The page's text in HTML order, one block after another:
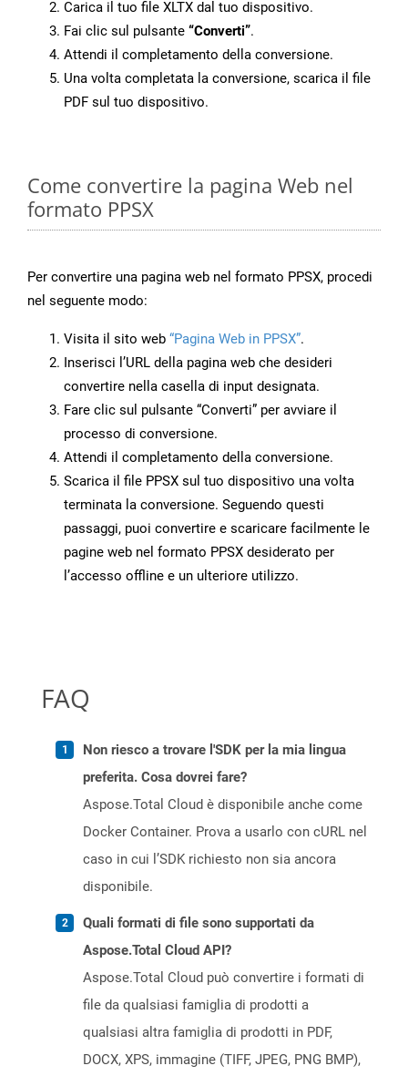
Carica il tuo file XLTX dal tuo dispositivo.
Fai clic sul pulsante “Converti”.
Attendi il completamento della conversione.
Una volta completata la conversione, scarica il file
PDF sul tuo dispositivo.
Come convertire la pagina Web nel
formato PPSX
Per convertire una pagina web nel formato PPSX, procedi
nel seguente modo:
Visita il sito web “Pagina Web in PPSX”.
Inserisci l’URL della pagina web che desideri
convertire nella casella di input designata.
Fare clic sul pulsante “Converti” per avviare il
processo di conversione.
Attendi il completamento della conversione.
Scarica il file PPSX sul tuo dispositivo una volta
terminata la conversione. Seguendo questi
passaggi, puoi convertire e scaricare facilmente le
pagine web nel formato PPSX desiderato per
l’accesso offline e un ulteriore utilizzo.
FAQ
Non riesco a trovare l'SDK per la mia lingua
preferita. Cosa dovrei fare?
Aspose.Total Cloud è disponibile anche come
Docker Container. Prova a usarlo con cURL nel
caso in cui l’SDK richiesto non sia ancora
disponibile.
Quali formati di file sono supportati da
Aspose.Total Cloud API?
Aspose.Total Cloud può convertire i formati di
file da qualsiasi famiglia di prodotti a
qualsiasi altra famiglia di prodotti in PDF,
DOCX, XPS, immagine (TIFF, JPEG, PNG BMP),